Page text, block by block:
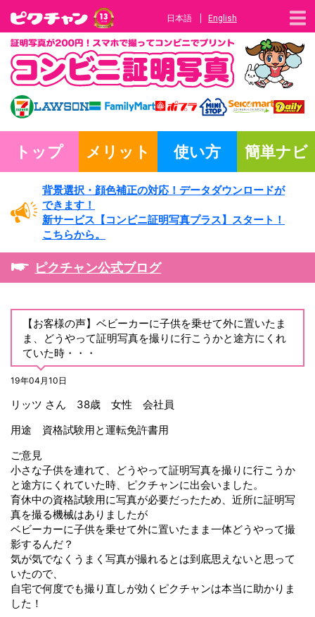
日本語 English
トップ メリット 使い方 簡単ナビ
背景選択・ 顔色補正の対応！ データダウンロードが
できます！
新サービス 【コンビニ証明写真プラス】
スタート！
こちらから。
ピクチャン公式ブログ
【お客様の声】ベビーカーに子供を乗せて外に置いたま
ま、どうやって証明写真を撮りに行こうかと途方にくれ
ていた時・・・
19年04月10日
リッツ さん 38歳 女性 会社員
用途 資格試験用と運転免許書用
ご意見
小さな子供を連れて、どうやって証明写真を撮りに行こうか
と途方にくれていた時、ピクチャンに出会いました。
育休中の資格試験用に写真が必要だったため、近所に証明写
真を撮る機械はありましたが
ベビーカーに子供を乗せて外に置いたまま一体どうやって撮
影するんだ？
気が気でなくうまく写真が撮れるとは到底思えないと思って
いたので、
自宅で何度でも撮り直しが効くピクチャンは本当に助かりま
した！